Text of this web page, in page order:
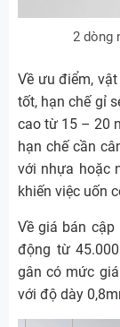
2 dòng
Về ưu điểm,
tốt, hạn chế gỉ
cao từ 15 – 20
hạn chế cần
với nhựa hoặc
khiến việc uốn
Về giá bán
động từ
gân có mức
với độ dày